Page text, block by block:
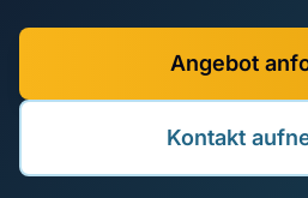
Angebot
Kontakt